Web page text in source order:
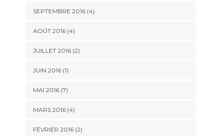
SEPTEMBRE 2016 (4)
AOÛT 2016 (4)
JUILLET 2016 (2)
JUIN 2016 (1)
MAI 2016 (7)
MARS 2016 (4)
FÉVRIER 2016 (2)